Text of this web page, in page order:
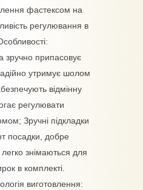
фастексом на
регулювання в
зручно припасовує
утримує шолом
відмінну
регулювати
Зручні підкладки
посадки, добре
знімаються для
в комплекті.
виготовлення: